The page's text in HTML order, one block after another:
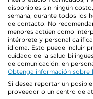
disponibles sin ningún
semana, durante todos los
de contacto. No
menores actúen como
intérprete y personal
idioma. Esto puede incluir
cuidado de la salud
de comunicación: en
Obtenga información
Si desea reportar un
proveedor o un centro de